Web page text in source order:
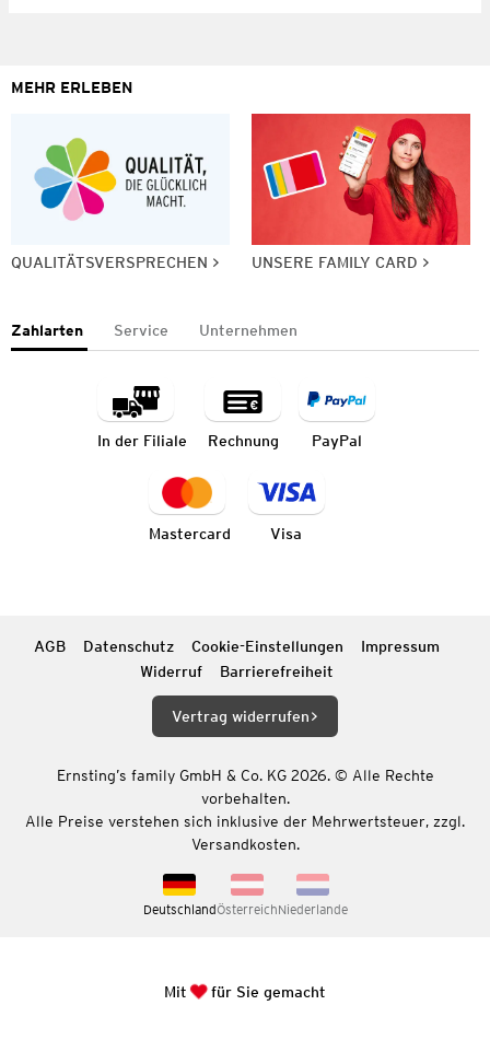
MEHR ERLEBEN
QUALITÄTSVERSPRECHEN UNSERE FAMILY CARD
Zahlarten Service Unternehmen
In der Filiale Rechnung PayPal
Mastercard Visa
AGB Datenschutz Cookie-Einstellungen
Impressum
Widerruf
Barrierefreiheit
Vertrag widerrufen
Ernsting’s family GmbH & Co. KG 2026. © Alle Rechte
vorbehalten.
Alle Preise verstehen sich inklusive der Mehrwertsteuer, zzgl.
Versandkosten.
DeutschlandÖsterreichNiederlande
Mit für Sie gemacht